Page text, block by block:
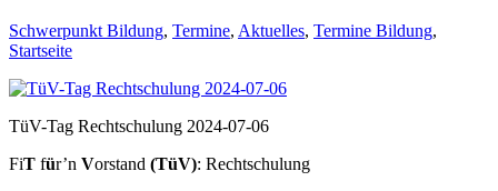
Schwerpunkt Bildung, Termine, Aktuelles, Termine Bildung,
Startseite
TüV-Tag Rechtschulung 2024-07-06
FiT für’n Vorstand (TüV): Rechtschulung